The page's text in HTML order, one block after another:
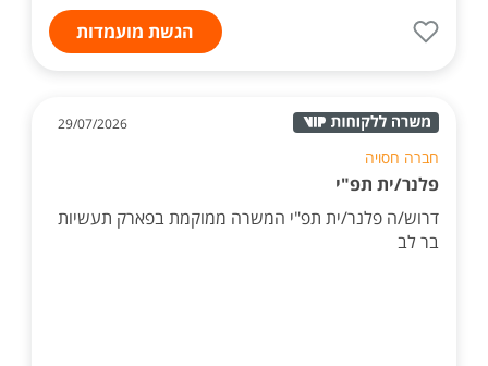
הגשת מועמדות
29/07/2026
חברה חסויה
פלנר/ית תפ"י
דרוש/ה פלנר/ית תפ"י המשרה ממוקמת בפארק תעשיות
בר לב